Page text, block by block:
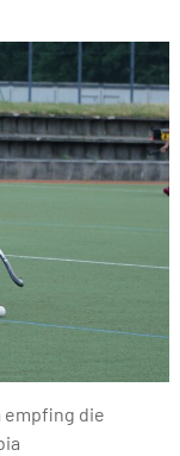
empfing die